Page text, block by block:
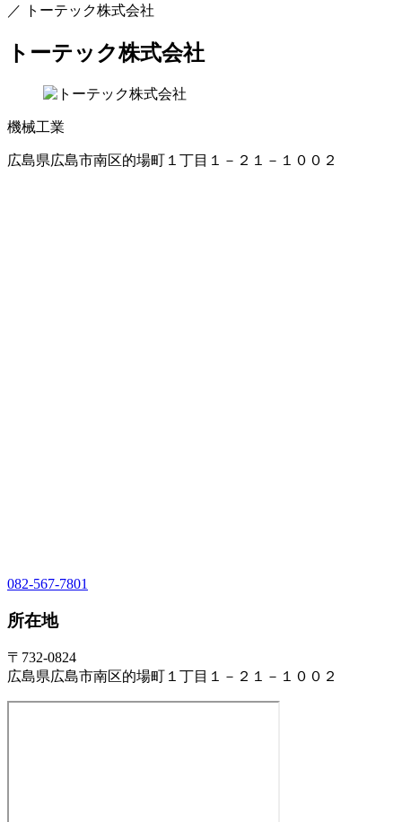
／
トーテック株式会社
トーテック株式会社
機械工業
広島県広島市南区的場町１丁目１－２１－１００２
082-567-7801
所在地
〒732-0824
広島県広島市南区的場町１丁目１－２１－１００２